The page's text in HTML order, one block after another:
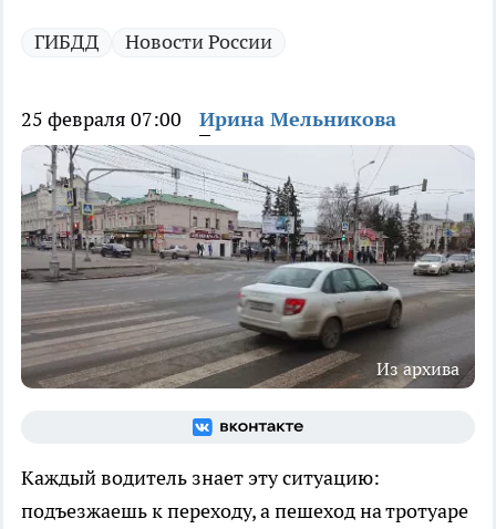
ГИБДД Новости России
25 февраля 07:00 Ирина Мельникова
Из архива
Каждый водитель знает эту ситуацию:
подъезжаешь к переходу, а пешеход на тротуаре